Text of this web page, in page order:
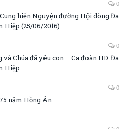
0
hiến Nguyện đường Hội dòng Đa
Hiệp (25/06/2016)
0
Chúa đã yêu con – Ca đoàn HD. Đa
Hiệp
0
năm Hồng Ân